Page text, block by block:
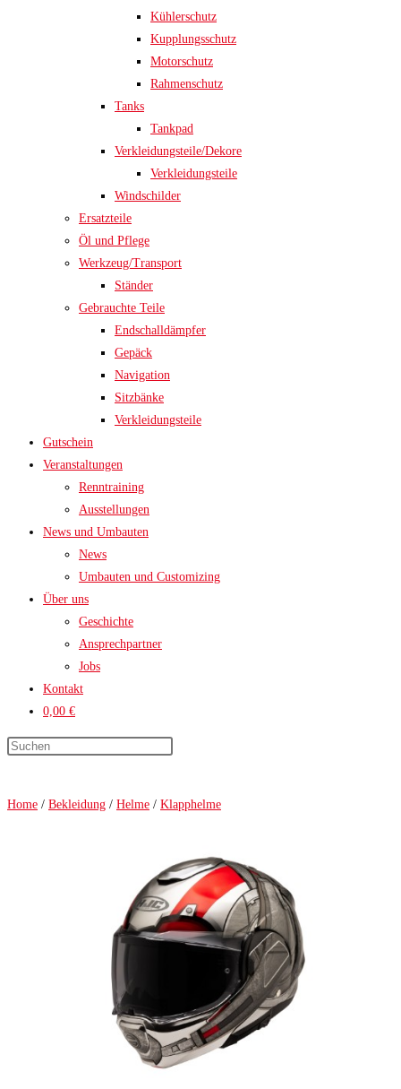
Kühlerschutz
Kupplungsschutz
Motorschutz
Rahmenschutz
Tanks
Tankpad
Verkleidungsteile/Dekore
Verkleidungsteile
Windschilder
Ersatzteile
Öl und Pflege
Werkzeug/Transport
Ständer
Gebrauchte Teile
Endschalldämpfer
Gepäck
Navigation
Sitzbänke
Verkleidungsteile
Gutschein
Veranstaltungen
Renntraining
Ausstellungen
News und Umbauten
News
Umbauten und Customizing
Über uns
Geschichte
Ansprechpartner
Jobs
Kontakt
0,00 €
close
search
panel.
Home / Bekleidung / Helme / Klapphelme